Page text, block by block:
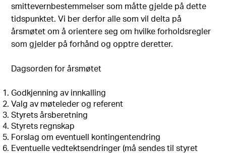
smittevernbestemmelser som måtte gjelde på dette
tidspunktet. Vi ber derfor alle som vil delta på
årsmøtet om å orientere seg om hvilke forholdsregler
som gjelder på forhånd og opptre deretter.
Dagsorden for årsmøtet
Godkjenning av innkalling
Valg av møteleder og referent
Styrets årsberetning
Styrets regnskap
Forslag om eventuell kontingentendring
Eventuelle vedtektsendringer (må sendes til styret